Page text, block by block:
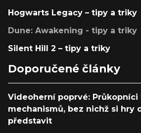
Hogwarts Legacy – tipy a triky
Dune: Awakening - tipy a triky
Silent Hill 2 – tipy a triky
Doporučené články
Videoherní poprvé: Průkopníci
mechanismů, bez nichž si hry
představit